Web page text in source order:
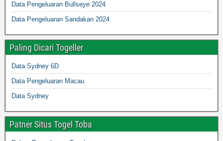
Data Pengeluaran Bullseye 2024
Data Pengeluaran Sandakan 2024
Paling Dicari Togeller
Data Sydney 6D
Data Pengeluaran Macau
Data Sydney
Patner Situs Togel Toba